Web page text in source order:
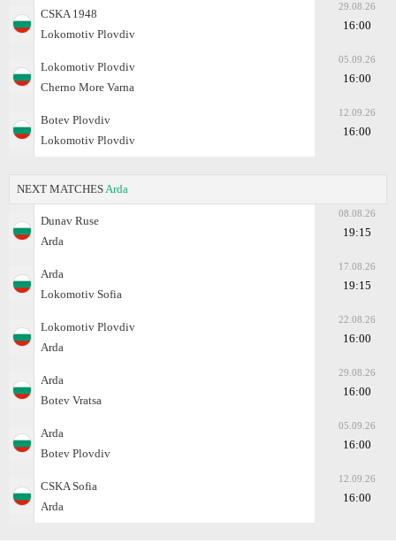
CSKA 1948
Lokomotiv Plovdiv
29.08.26
16:00
Lokomotiv Plovdiv
Cherno More Varna
05.09.26
16:00
Botev Plovdiv
Lokomotiv Plovdiv
12.09.26
16:00
NEXT MATCHES Arda
Dunav Ruse
Arda
08.08.26
19:15
Arda
Lokomotiv Sofia
17.08.26
19:15
Lokomotiv Plovdiv
Arda
22.08.26
16:00
Arda
Botev Vratsa
29.08.26
16:00
Arda
Botev Plovdiv
05.09.26
16:00
CSKA Sofia
Arda
12.09.26
16:00